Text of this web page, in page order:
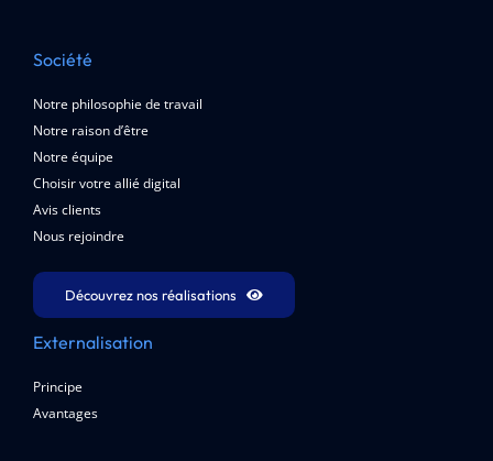
Société
Notre philosophie de travail
Notre raison d’être
Notre équipe
Choisir votre allié digital
Avis clients
Nous rejoindre
Découvrez nos réalisations
Externalisation
Principe
Avantages